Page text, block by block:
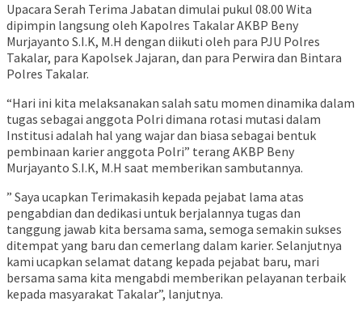
Upacara Serah Terima Jabatan dimulai pukul 08.00 Wita
dipimpin langsung oleh Kapolres Takalar AKBP Beny
Murjayanto S.I.K, M.H dengan diikuti oleh para PJU Polres
Takalar, para Kapolsek Jajaran, dan para Perwira dan Bintara
Polres Takalar.
“Hari ini kita melaksanakan salah satu momen dinamika dalam
tugas sebagai anggota Polri dimana rotasi mutasi dalam
Institusi adalah hal yang wajar dan biasa sebagai bentuk
pembinaan karier anggota Polri” terang AKBP Beny
Murjayanto S.I.K, M.H saat memberikan sambutannya.
” Saya ucapkan Terimakasih kepada pejabat lama atas
pengabdian dan dedikasi untuk berjalannya tugas dan
tanggung jawab kita bersama sama, semoga semakin sukses
ditempat yang baru dan cemerlang dalam karier. Selanjutnya
kami ucapkan selamat datang kepada pejabat baru, mari
bersama sama kita mengabdi memberikan pelayanan terbaik
kepada masyarakat Takalar”, lanjutnya.